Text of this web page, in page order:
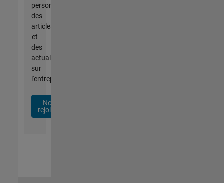
personnalisées,
des
articles
et
des
actualités
sur
l'entreprise.
Nous
rejoindre